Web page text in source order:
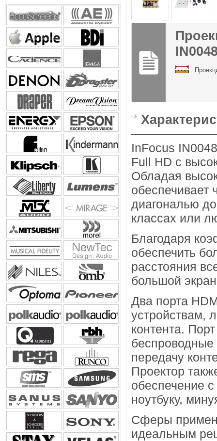
InFocus
Full HD с
Обладая
обеспечивает
диагональю
классах или
Благодаря
обеспечить
расстояния
большой
Два порта
устройствам,
контента.
беспроводные
передачу
Проектор
обеспечение
ноутбуку,
Сферы
идеальным